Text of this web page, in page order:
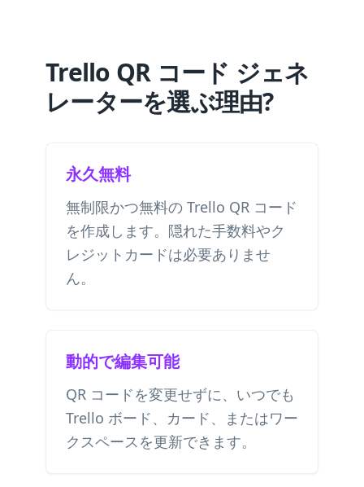
Trello QR コード ジェネ
レーターを選ぶ理由?
永久無料
無制限かつ無料の Trello QR コード
を作成します。隠れた手数料やク
レジットカードは必要ありませ
ん。
動的で編集可能
QR コードを変更せずに、いつでも
Trello ボード、カード、またはワー
クスペースを更新できます。